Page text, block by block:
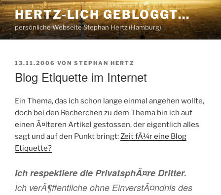
Zum
Inhalt
springen
HERTZ-LICH GEBLOGGT…
persönliche Webseite Stephan Hertz (Hamburg).
VERÖFFENTLICHT
13.11.2006 VON STEPHAN HERTZ
Blog Etiquette im Internet
Ein Thema, das ich schon lange einmal angehen wollte,
doch bei den Recherchen zu dem Thema bin ich auf
einen Ã¤lteren Artikel gestossen, der eigentlich alles
sagt und auf den Punkt bringt:Zeit fÃ¼r eine Blog
Etiquette?
Ich respektiere die PrivatsphÃ¤re Dritter.
Ich verÃ¶ffentliche ohne EinverstÃ¤ndnis des